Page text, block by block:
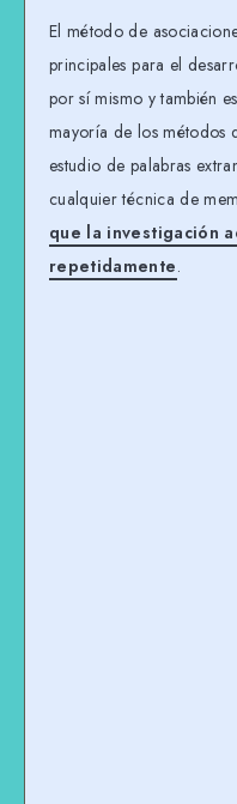
El método de
principales para el
por sí mismo y también
mayoría de los métodos
estudio de palabras
cualquier técnica de
que la investigación
repetidamente.